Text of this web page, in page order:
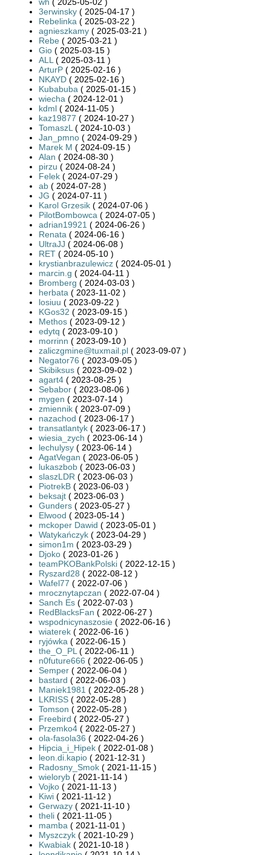
3erwinsky ( 2025-04-17 )
Rebelinka ( 2025-03-22 )
agnieszkamy ( 2025-03-21 )
Rebe ( 2025-03-21 )
Gio ( 2025-03-15 )
ALL ( 2025-03-11 )
ArturP ( 2025-02-16 )
NKAYD ( 2025-02-16 )
Kubabuba ( 2025-01-15 )
wiecha ( 2024-12-01 )
kdml ( 2024-11-05 )
kaz19877 ( 2024-10-27 )
TomaszL ( 2024-10-03 )
Jan_pmno ( 2024-09-29 )
Marek M ( 2024-09-15 )
Alan ( 2024-08-30 )
pirzu ( 2024-08-24 )
Felek ( 2024-07-29 )
ab ( 2024-07-28 )
JG ( 2024-07-11 )
Karol Grzesik ( 2024-07-06 )
PilotBombowca ( 2024-07-05 )
adrian19921 ( 2024-06-26 )
Renata ( 2024-06-16 )
UltraJJ ( 2024-06-08 )
RET ( 2024-05-10 )
krystianbrazulewicz ( 2024-05-01 )
marcin.g ( 2024-04-11 )
Bromberg ( 2024-03-03 )
herbata ( 2023-11-02 )
losiuu ( 2023-09-22 )
KGos32 ( 2023-09-15 )
Methos ( 2023-09-12 )
edytq ( 2023-09-10 )
morrinn ( 2023-09-10 )
zaliczgmine@tuxmail.pl ( 2023-09-07 )
Negator76 ( 2023-09-05 )
Skibiksus ( 2023-09-02 )
agart4 ( 2023-08-25 )
Sebabor ( 2023-08-06 )
mygen ( 2023-07-14 )
zmiennik ( 2023-07-09 )
nazachod ( 2023-06-17 )
transatlantyk ( 2023-06-17 )
wiesia_zych ( 2023-06-14 )
lechulysy ( 2023-06-14 )
AgatVegan ( 2023-06-05 )
lukaszbob ( 2023-06-03 )
slaszLDR ( 2023-06-03 )
PiotrekB ( 2023-06-03 )
beksajt ( 2023-06-03 )
Gunders ( 2023-05-27 )
Elwood ( 2023-05-14 )
mckoper Dawid ( 2023-05-01 )
Watykańczyk ( 2023-04-29 )
simon1m ( 2023-03-29 )
Djoko ( 2023-01-26 )
teamPKOBankPolski ( 2022-12-15 )
Ryszard28 ( 2022-08-12 )
Wafel77 ( 2022-07-06 )
mrocznytapczan ( 2022-07-04 )
Sanch Es ( 2022-07-03 )
RedBlacksFan ( 2022-06-27 )
wspodnicynaszosie ( 2022-06-16 )
wiaterek ( 2022-06-16 )
ryjówka ( 2022-06-15 )
the_O_PL ( 2022-06-11 )
n0future666 ( 2022-06-05 )
Semper ( 2022-06-04 )
bastard ( 2022-06-03 )
Maniek1981 ( 2022-05-28 )
LKRISS ( 2022-05-28 )
Tomson ( 2022-05-28 )
Freebird ( 2022-05-27 )
Przemko4 ( 2022-05-27 )
ola-fasola36 ( 2022-04-26 )
Hipcia_i_Hipek ( 2022-01-08 )
leon.di.kapio ( 2021-12-31 )
Radosny_Smok ( 2021-11-15 )
wieloryb ( 2021-11-14 )
Vojko ( 2021-11-13 )
Kiwi ( 2021-11-12 )
Gerwazy ( 2021-11-10 )
theli ( 2021-11-05 )
mamba ( 2021-11-01 )
Myszczyk ( 2021-10-29 )
Kwabiak ( 2021-10-18 )